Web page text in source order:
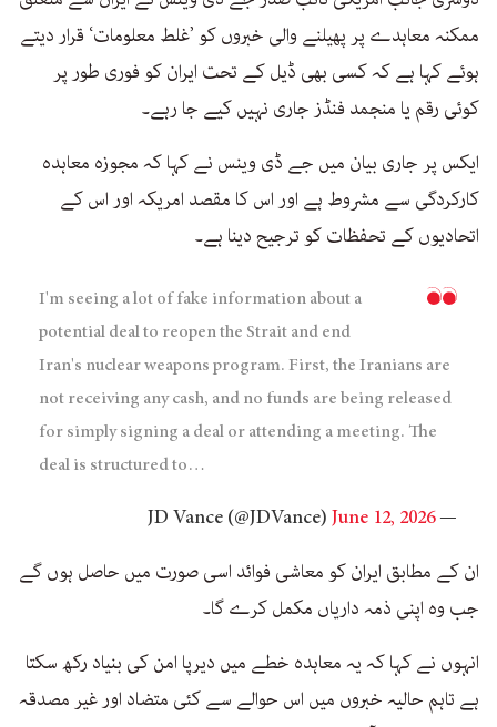
ممکنہ معاہدے پر پھیلنے والی خبروں کو ’غلط معلومات‘ قرار دیتے
ہوئے کہا ہے کہ کسی بھی ڈیل کے تحت ایران کو فوری طور پر
کوئی رقم یا منجمد فنڈز جاری نہیں کیے جا رہے۔
ایکس پر جاری بیان میں جے ڈی وینس نے کہا کہ مجوزہ معاہدہ
کارکردگی سے مشروط ہے اور اس کا مقصد امریکہ اور اس کے
اتحادیوں کے تحفظات کو ترجیح دینا ہے۔
I'm seeing a lot of fake information about a
potential deal to reopen the Strait and end
Iran's nuclear weapons program. First, the Iranians are
not receiving any cash, and no funds are being released
for simply signing a deal or attending a meeting. The
deal is structured to…
— JD Vance (@JDVance)
June 12, 2026
ان کے مطابق ایران کو معاشی فوائد اسی صورت میں حاصل ہوں گے
جب وہ اپنی ذمہ داریاں مکمل کرے گا۔
انہوں نے کہا کہ یہ معاہدہ خطے میں دیرپا امن کی بنیاد رکھ سکتا
ہے تاہم حالیہ خبروں میں اس حوالے سے کئی متضاد اور غیر مصدقہ